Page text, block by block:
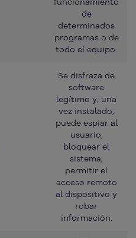
de
determinados
programas o de
todo el equipo.
Se disfraza de
software
legítimo y, una
vez instalado,
puede espiar al
usuario,
bloquear el
sistema,
permitir el
acceso remoto
al dispositivo y
robar
información.